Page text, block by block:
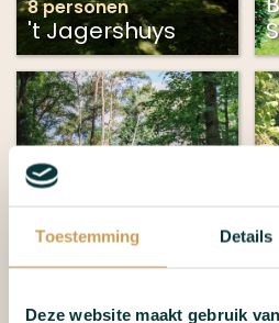
Toestemming Details
Deze website maakt gebruik
8 personen
't Jagershuys
Landhuis Wellness
& Domotica